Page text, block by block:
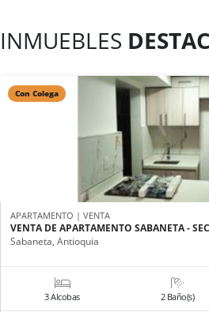
INMUEBLES
Con Colega
APARTAMENTO | VENTA
VENTA DE APARTAMENTO SABANETA -
Sabaneta, Antioquia
3 Alcobas 2 Baño(s)